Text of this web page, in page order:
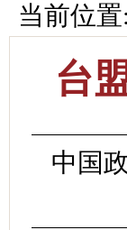
当前位置:
台
中国